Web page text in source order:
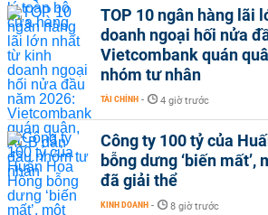
TOP 10 ngân hàng lãi
doanh ngoại hối nửa
Vietcombank quán
nhóm tư nhân
TÀI CHÍNH - 4 giờ trước
Công ty 100 tỷ của
bỗng dưng ‘biến
đã giải thể
KINH DOANH - 8 giờ trước